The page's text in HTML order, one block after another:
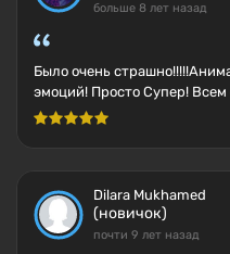
больше 8 лет назад
Было очень
эмоций! Просто Супер! Всем
Dilara Mukhamed
(новичок)
почти 9 лет назад